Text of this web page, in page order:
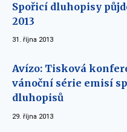
Spořicí dluhopisy
2013
31. října 2013
Avízo: Tisková
vánoční série emisí
dluhopisů
29. října 2013